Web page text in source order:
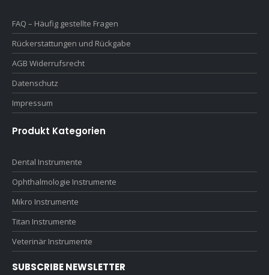
FAQ – Häufig gestellte Fragen
Rückerstattungen und Rückgabe
AGB Widerrufsrecht
Datenschutz
Impressum
Produkt Kategorien
Dental Instrumente
Ophthalmologie Instrumente
Mikro Instrumente
Titan Instrumente
Veterinär Instrumente
SUBSCRIBE NEWSLETTER